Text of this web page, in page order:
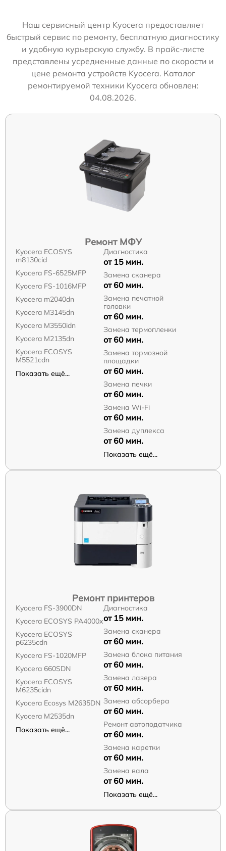
Наш сервисный центр Kyocera предоставляет
быстрый сервис по ремонту, бесплатную диагностику
и удобную курьерскую службу. В прайс-листе
представлены усредненные данные по скорости и
цене ремонта устройств Kyocera. Каталог
ремонтируемой техники Kyocera обновлен:
04.08.2026.
Ремонт МФУ
Kyocera ECOSYS
m8130cid
Kyocera FS-6525MFP
Kyocera FS-1016MFP
Kyocera m2040dn
Kyocera M3145dn
Kyocera M3550idn
Kyocera M2135dn
Kyocera ECOSYS
M5521cdn
Показать ещё...
Диагностика
от 15 мин.
Замена сканера
от 60 мин.
Замена печатной
головки
от 60 мин.
Замена термопленки
от 60 мин.
Замена тормозной
площадки
от 60 мин.
Замена печки
от 60 мин.
Замена Wi-Fi
от 60 мин.
Замена дуплекса
от 60 мин.
Показать ещё...
Ремонт принтеров
Kyocera FS-3900DN
Kyocera ECOSYS PA4000x
Kyocera ECOSYS
p6235cdn
Kyocera FS-1020MFP
Kyocera 660SDN
Kyocera ECOSYS
M6235cidn
Kyocera Ecosys M2635DN
Kyocera M2535dn
Показать ещё...
Диагностика
от 15 мин.
Замена сканера
от 60 мин.
Замена блока питания
от 60 мин.
Замена лазера
от 60 мин.
Замена абсорбера
от 60 мин.
Ремонт автоподатчика
от 60 мин.
Замена каретки
от 60 мин.
Замена вала
от 60 мин.
Показать ещё...